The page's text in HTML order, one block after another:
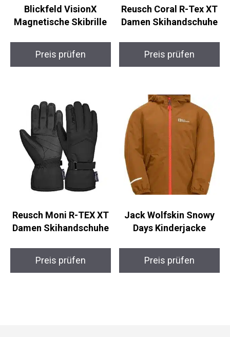
Blickfeld VisionX
Reusch Coral R-Tex XT
Reusch Moni R-TEX XT
Preis prüfen
Jack Wolfskin Snowy
Preis prüfen